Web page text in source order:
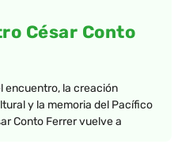
César Conto
encuentro, la creación
y la memoria del Pacífico
Conto Ferrer vuelve a